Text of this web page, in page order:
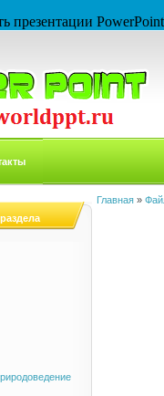
презентации
Главная »